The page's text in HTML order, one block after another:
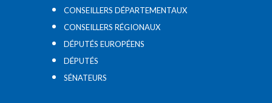
CONSEILLERS DÉPARTEMENTAUX
CONSEILLERS RÉGIONAUX
DÉPUTÉS EUROPÉENS
DÉPUTÉS
SÉNATEURS